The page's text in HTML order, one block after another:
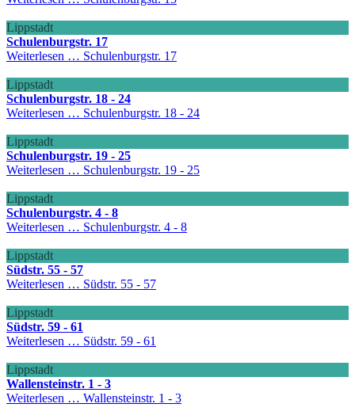
Lippstadt
Schulenburgstr. 17
Weiterlesen … Schulenburgstr. 17
Lippstadt
Schulenburgstr. 18 - 24
Weiterlesen … Schulenburgstr. 18 - 24
Lippstadt
Schulenburgstr. 19 - 25
Weiterlesen … Schulenburgstr. 19 - 25
Lippstadt
Schulenburgstr. 4 - 8
Weiterlesen … Schulenburgstr. 4 - 8
Lippstadt
Südstr. 55 - 57
Weiterlesen … Südstr. 55 - 57
Lippstadt
Südstr. 59 - 61
Weiterlesen … Südstr. 59 - 61
Lippstadt
Wallensteinstr. 1 - 3
Weiterlesen … Wallensteinstr. 1 - 3